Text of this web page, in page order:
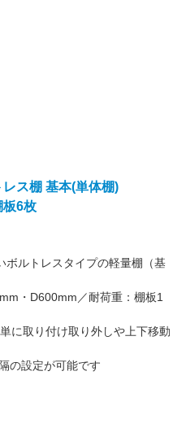
ス棚 基本(単体棚)
板6枚
ボルトレスタイプの軽量棚（基
・D600mm／耐荷重：棚板1
に取り付け取り外しや上下移動
の設定が可能です